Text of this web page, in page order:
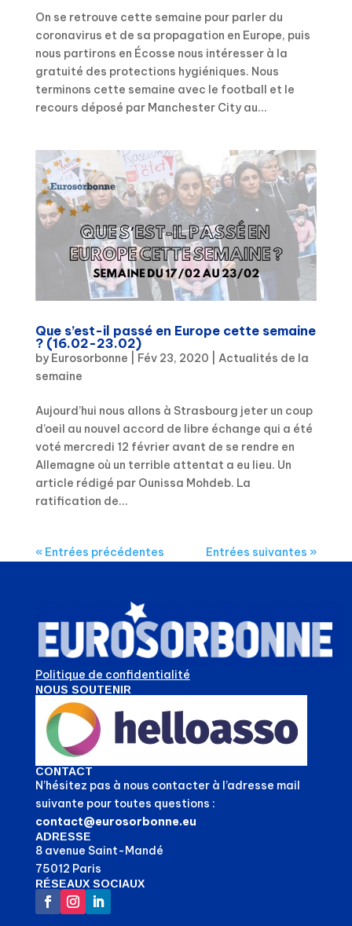
On se retrouve cette semaine pour parler du
coronavirus et de sa propagation en Europe, puis
nous partirons en Écosse nous intéresser à la
gratuité des protections hygiéniques. Nous
terminons cette semaine avec le football et le
recours déposé par Manchester City au...
Que s’est-il passé en Europe cette semaine
? (16.02-23.02)
by Eurosorbonne Fév 23, 2020
Actualités de la
semaine
Aujourd’hui nous allons à Strasbourg jeter un coup
d’oeil au nouvel accord de libre échange qui a été
voté mercredi 12 février avant de se rendre en
Allemagne où un terrible attentat a eu lieu. Un
article rédigé par Ounissa Mohdeb. La
ratification de...
« Entrées précédentes Entrées suivantes »
Politique de confidentialité
NOUS SOUTENIR
CONTACT
N’hésitez pas à nous contacter à l’adresse mail
suivante pour toutes questions :
contact@eurosorbonne.eu
ADRESSE
8 avenue Saint-Mandé
75012 Paris
RÉSEAUX SOCIAUX